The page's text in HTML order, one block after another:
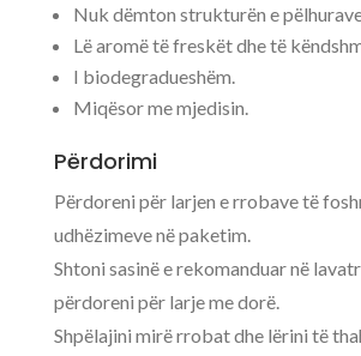
Nuk dëmton strukturën e
Lë aromë të freskët dhe të
I biodegradueshëm.
Miqësor me mjedisin.
Përdorimi
Përdoreni për larjen e rrobave të
udhëzimeve në paketim.
Shtoni sasinë e rekomanduar në
përdoreni për larje me dorë.
Shpëlajini mirë rrobat dhe lërini të